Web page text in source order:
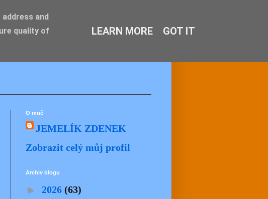
O mně
JEMELÍK ZDENEK
Zobrazit celý můj profil
Archiv blogu
► 2026 (63)
and
quality of
LEARN MORE GOT IT